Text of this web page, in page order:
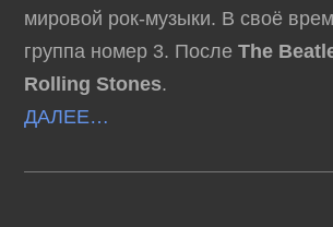
мировой рок-музыки. В своё
группа номер 3. ПослеThe
Rolling Stones.
ДАЛЕЕ…